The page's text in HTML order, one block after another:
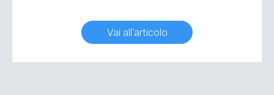
Vai all'articolo